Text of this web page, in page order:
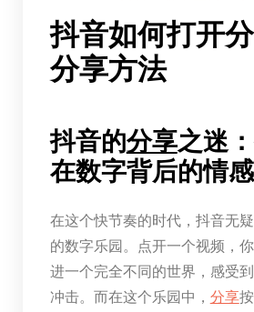
抖音如何打开
分享方法
抖音的分享之迷
在数字背后的情
在这个快节奏的时代，抖音无
的数字乐园。点开一个视频，
进一个完全不同的世界，感受
冲击。而在这个乐园中， 分享